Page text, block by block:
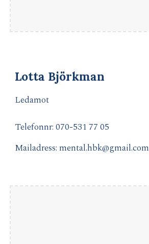
Lotta Björkman
Ledamot
Telefonnr: 070-531 77 05
Mailadress: mental.hbk@gmail.com